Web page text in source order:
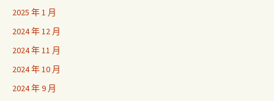
2025 年 1 月
2024 年 12 月
2024 年 11 月
2024 年 10 月
2024 年 9 月